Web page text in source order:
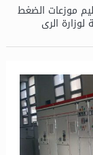
موزعات الضغط
فى المواتير لعدد 14 محطة لوزارة الرى